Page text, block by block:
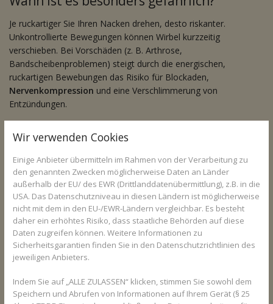
Je ruckartiger Sie Ihren Nacken drehen, desto riskanter.
Unkontrollierte Bewegungen können Wirbel kurzzeitig
verschieben. Bei Vorschäden (z. B. Arthrose,
Bandscheibenproblemen) steigt durch die energischen,
ruckartigen Bewebungen das Risiko für Blockaden,
Nervenkompression und eine Verschlimmerung von
Entzündungen.
wenn:
Sie Schmerzen dabei haben. Das könnte auf Verletzungen
hindeuten.
Sie Vorerkrankungen wie Osteoporose, Rheuma oder
HWS-Probleme haben.
Sie Schwindel oder Kribbeln dabei erleben. Das ist ein
Warnsignal für Nerven-/Gefäßprobleme.
Wir verwenden Cookies
Einige Anbieter übermitteln im Rahmen von der Verarbeitung zu
den genannten Zwecken möglicherweise Daten an Länder
außerhalb der EU/ des EWR (Drittlanddatenübermittlung), z.B. in die
USA. Das Datenschutzniveau in diesen Ländern ist möglicherweise
nicht mit dem in den EU-/EWR-Ländern vergleichbar. Es besteht
daher ein erhöhtes Risiko, dass staatliche Behörden auf diese
Daten zugreifen können. Weitere Informationen zu
Sicherheitsgarantien finden Sie in den Datenschutzrichtlinien des
jeweiligen Anbieters.
Indem Sie auf „ALLE ZULASSEN“ klicken, stimmen Sie sowohl dem
Speichern und Abrufen von Informationen auf Ihrem Gerät (§ 25